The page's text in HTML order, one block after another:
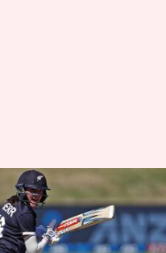
महिला
के शतक की
दूसरा वनडे